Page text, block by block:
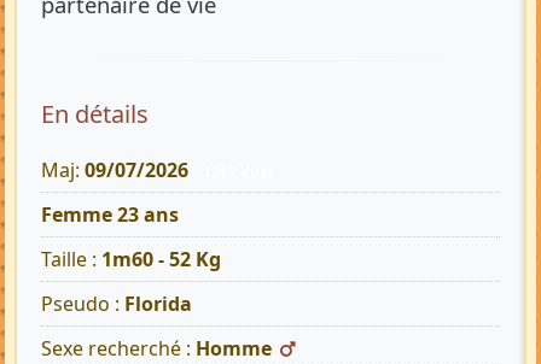
En détails
Maj: 09/07/2026
Femme 23 ans
Taille : 1m60 - 52 Kg
Pseudo : Florida
Sexe recherché : Homme